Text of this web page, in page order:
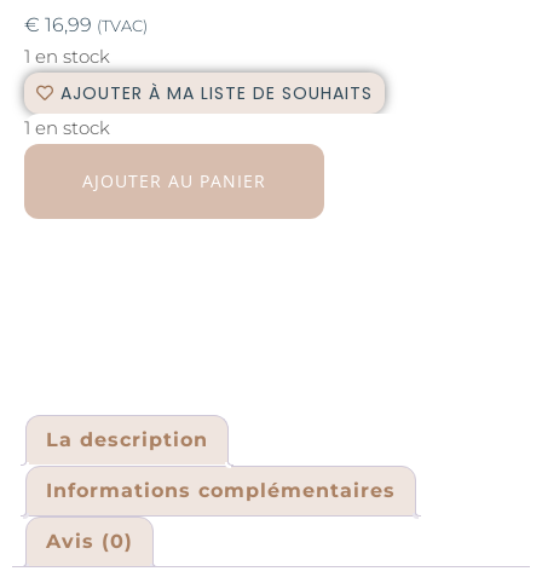
€ 16,99 (TVAC)
1 en stock
AJOUTER À MA LISTE DE SOUHAITS
1 en stock
AJOUTER AU PANIER
La description
Informations complémentaires
Avis (0)